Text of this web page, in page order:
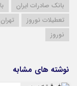
بانک صادرات ایران
تعطیلات نوروز
تهران
نوروز
نوشته های مشابه